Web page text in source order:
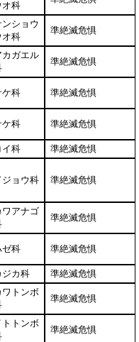
オ科
ンショウ
オ科
準絶滅危惧
カガエル
準絶滅危惧
ケ科 準絶滅危惧
ケ科 準絶滅危惧
イ科
準絶滅危惧
ジョウ科 準絶滅危惧
ワアナゴ
準絶滅危惧
ゼ科 準絶滅危惧
ジカ科
準絶滅危惧
ワトンボ
準絶滅危惧
トトンボ
準絶滅危惧